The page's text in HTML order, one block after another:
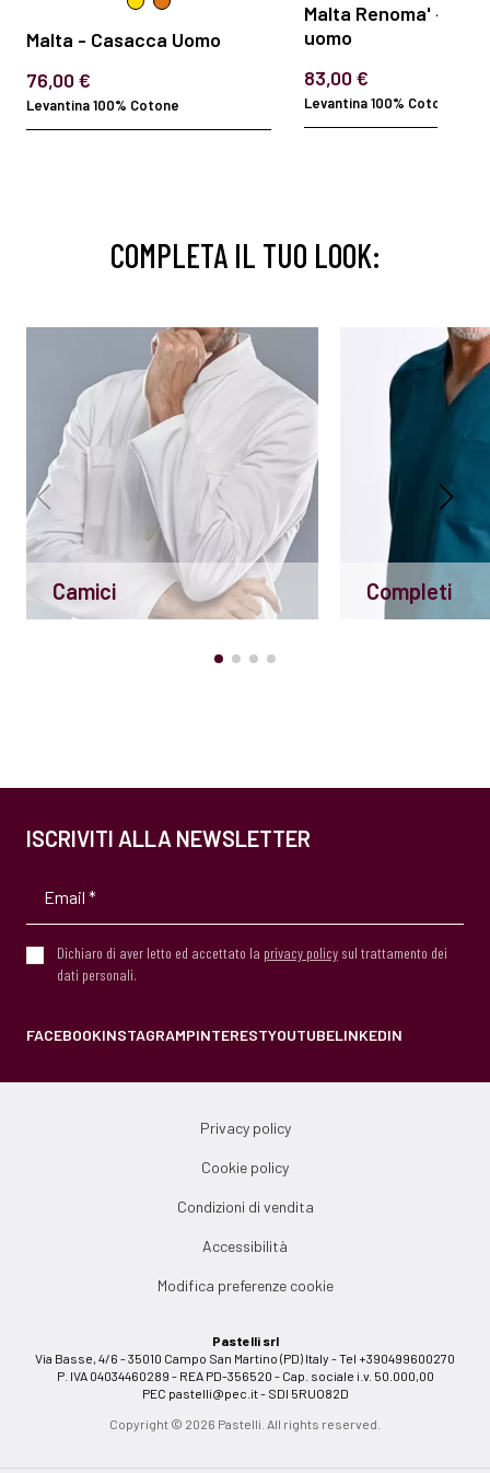
Malta - Casacca Uomo
76,00 €
Levantina 100% Cotone
Malta Renoma' -
uomo
83,00 €
Levantina 100% Cotone
COMPLETA IL TUO LOOK:
Camici Completi
ISCRIVITI ALLA NEWSLETTER
Dichiaro di aver letto ed accettato la privacy policy sul trattamento dei
dati personali.
FACEBOOKINSTAGRAMPINTERESTYOUTUBELINKEDIN
Privacy policy
Cookie policy
Condizioni di vendita
Accessibilità
Modifica preferenze cookie
Pastelli srl
Via Basse, 4/6 - 35010 Campo San Martino (PD) Italy - Tel +390499600270
P. IVA 04034460289 - REA PD-356520 - Cap. sociale i.v. 50.000,00
PEC pastelli@pec.it- SDI 5RUO82D
Copyright © 2026 Pastelli. All rights reserved.